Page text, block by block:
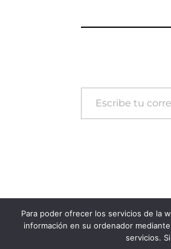
Escribe tu correo electrónico…
FADSP · 2023 |
Para poder ofrecer los servicios de la
información en su ordenador
servicios.